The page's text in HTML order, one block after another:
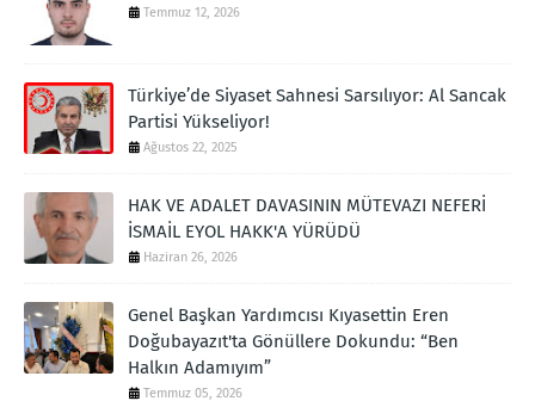
Temmuz 12, 2026
Türkiye’de Siyaset Sahnesi Sarsılıyor: Al Sancak
Partisi Yükseliyor!
Ağustos 22, 2025
HAK VE ADALET DAVASININ MÜTEVAZI NEFERİ
İSMAİL EYOL HAKK'A YÜRÜDÜ
Haziran 26, 2026
Genel Başkan Yardımcısı Kıyasettin Eren
Doğubayazıt'ta Gönüllere Dokundu: “Ben
Halkın Adamıyım”
Temmuz 05, 2026